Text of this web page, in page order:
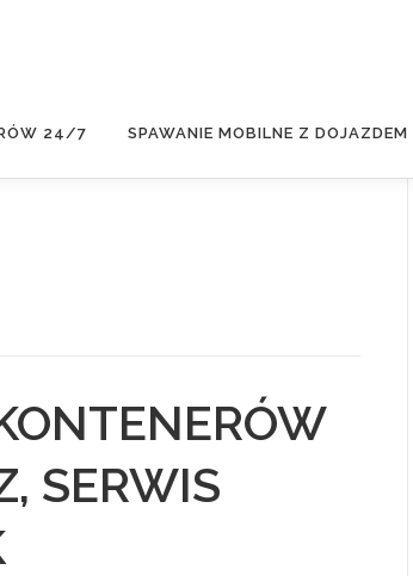
24/7 SPAWANIE MOBILNE Z DOJAZDEM
SERWIS